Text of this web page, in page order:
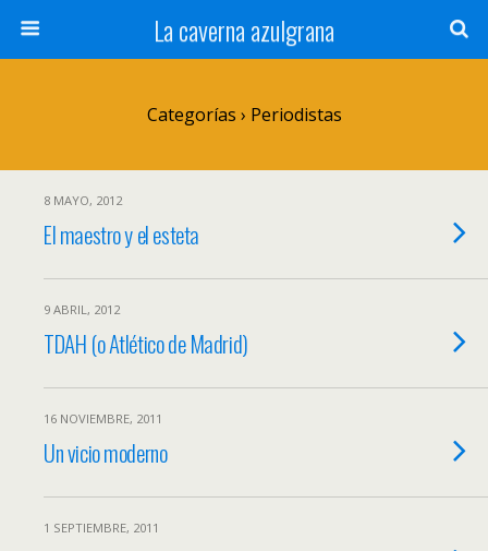
La caverna azulgrana
Categorías › Periodistas
8 MAYO, 2012
El maestro y el esteta
9 ABRIL, 2012
TDAH (o Atlético de Madrid)
16 NOVIEMBRE, 2011
Un vicio moderno
1 SEPTIEMBRE, 2011